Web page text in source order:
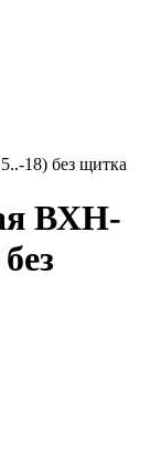
18) без щитка
ВХН-